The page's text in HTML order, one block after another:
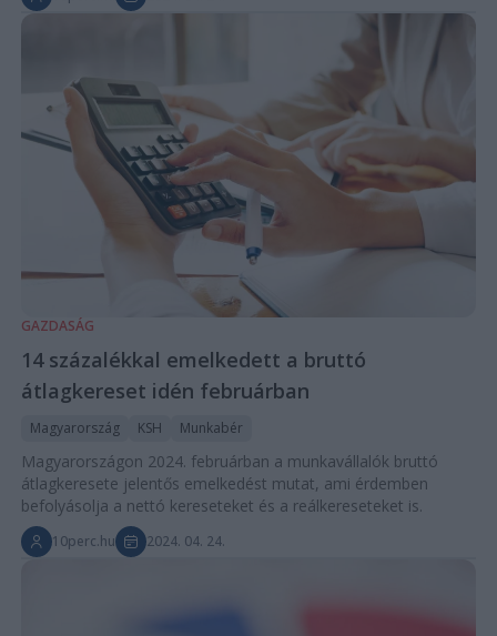
GAZDASÁG
14 százalékkal emelkedett a bruttó
átlagkereset idén februárban
Magyarország KSH Munkabér
Magyarországon 2024. februárban a munkavállalók bruttó
átlagkeresete jelentős emelkedést mutat, ami érdemben
befolyásolja a nettó kereseteket és a reálkereseteket is.
10perc.hu 2024. 04. 24.